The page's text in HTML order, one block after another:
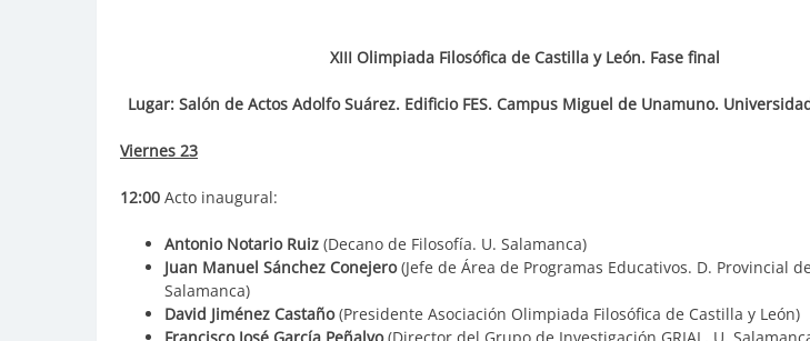
XIII Olimpiada Filosófica de Castilla y León. Fase final
Lugar: Salón de Actos Adolfo Suárez. Edificio FES. Campus Miguel de Unamuno.
Viernes 23
12:00 Acto inaugural:
Antonio Notario Ruiz (Decano de Filosofía. U. Salamanca)
Juan Manuel Sánchez Conejero(Jefe de Área de Programas Educativos. D. Provincial
Salamanca)
David Jiménez Castaño(Presidente Asociación Olimpiada Filosófica de Castilla y León)